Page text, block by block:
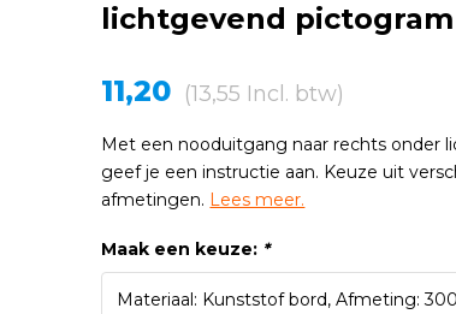
lichtgevend pictogram
11,20 (13,55 Incl. btw)
Met een nooduitgang naar rechts onder
geef je een instructie aan. Keuze uit
afmetingen. Lees meer.
Maak een keuze: *